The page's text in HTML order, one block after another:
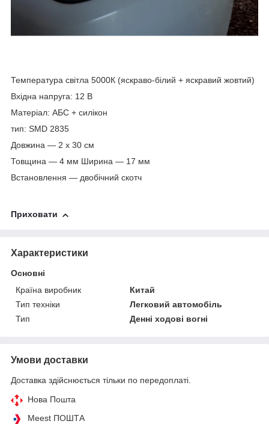
Температура світла 5000К (яскраво-білий + яскравий жовтий)
Вхідна напруга: 12 В
Матеріал: АБС + силікон
тип: SMD 2835
Довжина — 2 х 30 см
Товщина — 4 мм Ширина — 17 мм
Встановлення — двобічний скотч
Приховати
Характеристики
Основні
Країна виробник
Китай
Тип техніки
Легковий автомобіль
Тип
Денні ходові вогні
Умови доставки
Доставка здійснюється тільки по передоплаті.
Нова Пошта
Meest ПОШТА